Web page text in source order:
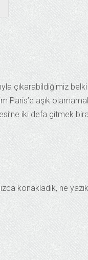
çıkarabildiğimiz
Paris’e aşık
iki defa gitmek
konakladık, ne